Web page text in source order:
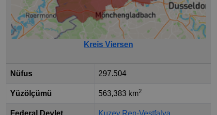
Kreis Viersen
Nüfus 297.504
Yüzölçümü 563,383 km2